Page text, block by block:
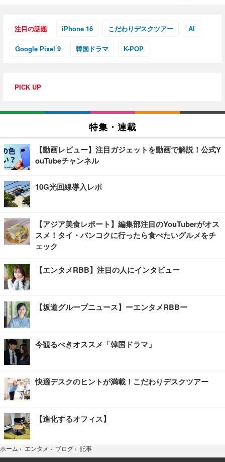
注目の話題 iPhone 16 こだわりデスクツアー AI
Google Pixel 9 韓国ドラマ K-POP
PICK UP
特集・連載
【動画レビュー】注目ガジェットを動画で解説！公式Y
ouTubeチャンネル
10G光回線導入レポ
【アジア美食レポート】編集部注目のYouTuberがオス
スメ！タイ・バンコクに行ったら食べたいグルメをチ
ェック
【エンタメRBB】注目の人にインタビュー
【坂道グループニュース】ーエンタメRBBー
今観るべきオススメ「韓国ドラマ」
快適デスクのヒントが満載！こだわりデスクツアー
【進化するオフィス】
ホーム › エンタメ › ブログ › 記事